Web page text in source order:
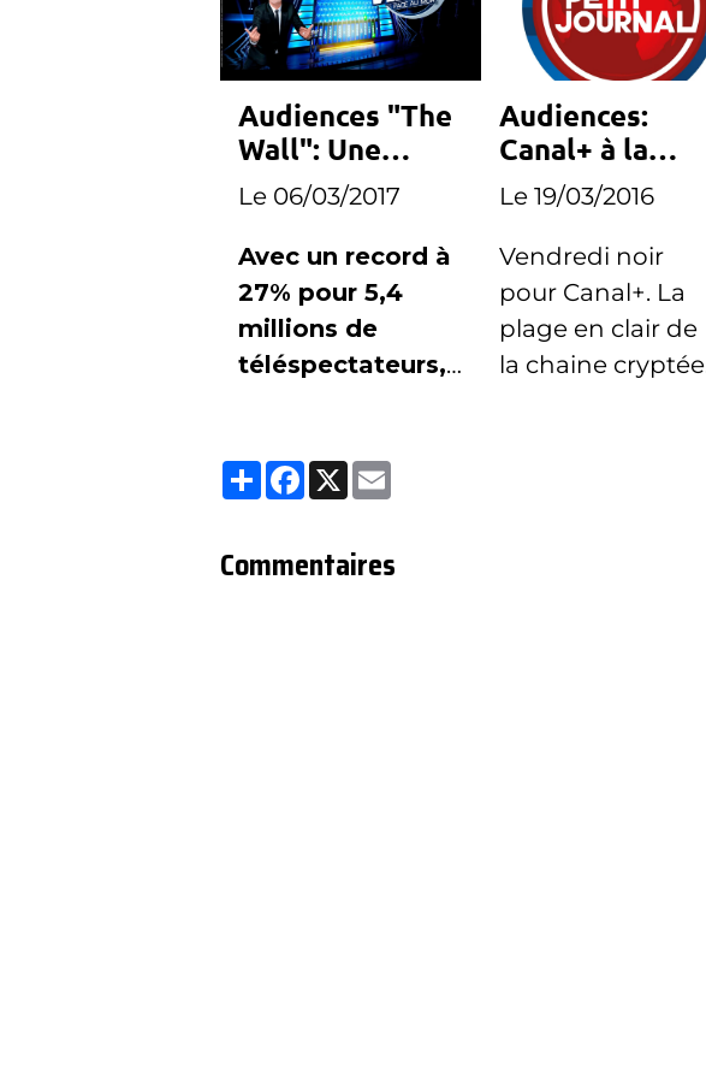
Audiences "The
Wall": Une
bonne semaine
pour TF1
Le 06/03/2017
Avec un record à
27% pour 5,4
millions de
téléspectateurs,
première
semaine de "The
Audiences:
Canal+ à la
ramasse ce
vendredi
Le 19/03/2016
Vendredi noir
pour Canal+. La
plage en clair de
la chaine cryptée
Partager
Facebook
X
Commentaires